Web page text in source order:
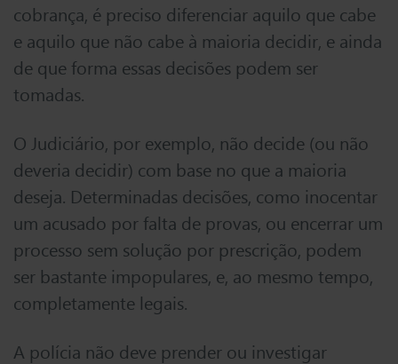
cobrança, é preciso diferenciar aquilo que cabe
e aquilo que não cabe à maioria decidir, e ainda
de que forma essas decisões podem ser
tomadas.
O Judiciário, por exemplo, não decide (ou não
deveria decidir) com base no que a maioria
deseja. Determinadas decisões, como inocentar
um acusado por falta de provas, ou encerrar um
processo sem solução por prescrição, podem
ser bastante impopulares, e, ao mesmo tempo,
completamente legais.
A polícia não deve prender ou investigar